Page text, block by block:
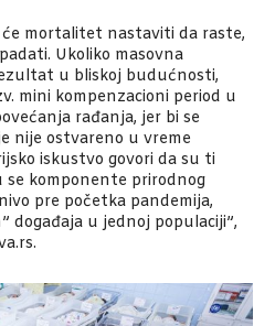
mortalitet nastaviti da raste,
Ukoliko masovna
u bliskoj budućnosti,
mini kompenzacioni period u
rađanja, jer bi se
nije ostvareno u vreme
iskustvo govori da su ti
komponente prirodnog
pre početka pandemija,
događaja u jednoj populaciji”,